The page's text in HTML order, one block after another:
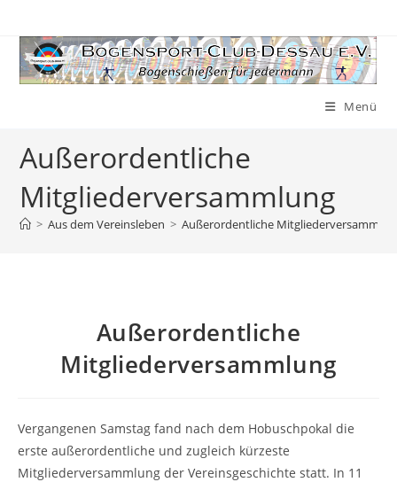
Inhalt
springen
Menü
Außerordentliche
Mitgliederversammlung
> Aus dem Vereinsleben > Außerordentliche
Außerordentliche
Mitgliederversammlung
Vergangenen Samstag fand nach dem Hobuschpokal die
erste außerordentliche und zugleich kürzeste
Mitgliederversammlung der Vereinsgeschichte statt. In 11